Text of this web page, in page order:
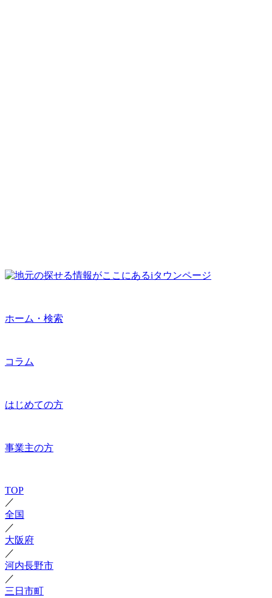
ホーム・検索
コラム
はじめての方
事業主の方
TOP
／
全国
／
大阪府
／
河内長野市
／
三日市町